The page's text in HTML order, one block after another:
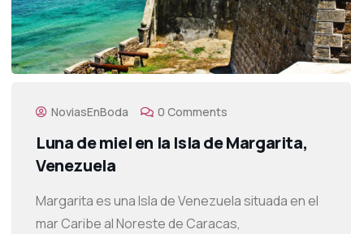
NoviasEnBoda 0 Comments
Luna de miel en la Isla de Margarita,
Venezuela
Margarita es una Isla de Venezuela situada en el
mar Caribe al Noreste de Caracas,